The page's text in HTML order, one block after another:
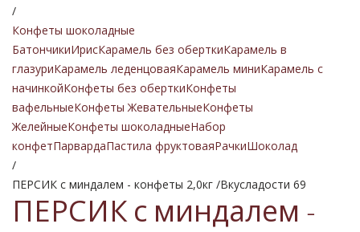
/
Конфеты шоколадные
БатончикиИрисКарамель без оберткиКарамель в
глазуриКарамель леденцоваяКарамель миниКарамель с
начинкойКонфеты без оберткиКонфеты
вафельныеКонфеты ЖевательныеКонфеты
ЖелейныеКонфеты шоколадныеНабор
конфетПарвардаПастила фруктоваяРачкиШоколад
/
ПЕРСИК с миндалем - конфеты 2,0кг /Вкусладости 69
ПЕРСИК с миндалем -